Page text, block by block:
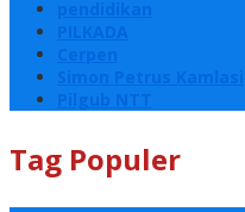
Tag Populer